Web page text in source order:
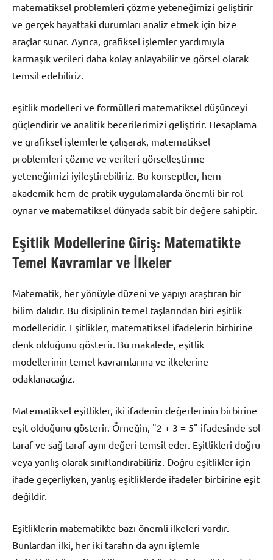
matematiksel problemleri çözme yeteneğimizi geliştirir
ve gerçek hayattaki durumları analiz etmek için bize
araçlar sunar. Ayrıca, grafiksel işlemler yardımıyla
karmaşık verileri daha kolay anlayabilir ve görsel olarak
temsil edebiliriz.
eşitlik modelleri ve formülleri matematiksel düşünceyi
güçlendirir ve analitik becerilerimizi geliştirir. Hesaplama
ve grafiksel işlemlerle çalışarak, matematiksel
problemleri çözme ve verileri görselleştirme
yeteneğimizi iyileştirebiliriz. Bu konseptler, hem
akademik hem de pratik uygulamalarda önemli bir rol
oynar ve matematiksel dünyada sabit bir değere sahiptir.
Eşitlik Modellerine Giriş: Matematikte
Temel Kavramlar ve İlkeler
Matematik, her yönüyle düzeni ve yapıyı araştıran bir
bilim dalıdır. Bu disiplinin temel taşlarından biri eşitlik
modelleridir. Eşitlikler, matematiksel ifadelerin birbirine
denk olduğunu gösterir. Bu makalede, eşitlik
modellerinin temel kavramlarına ve ilkelerine
odaklanacağız.
Matematiksel eşitlikler, iki ifadenin değerlerinin birbirine
eşit olduğunu gösterir. Örneğin, "2 + 3 = 5" ifadesinde sol
taraf ve sağ taraf aynı değeri temsil eder. Eşitlikleri doğru
veya yanlış olarak sınıflandırabiliriz. Doğru eşitlikler için
ifade geçerliyken, yanlış eşitliklerde ifadeler birbirine eşit
değildir.
Eşitliklerin matematikte bazı önemli ilkeleri vardır.
Bunlardan ilki, her iki tarafın da aynı işlemle